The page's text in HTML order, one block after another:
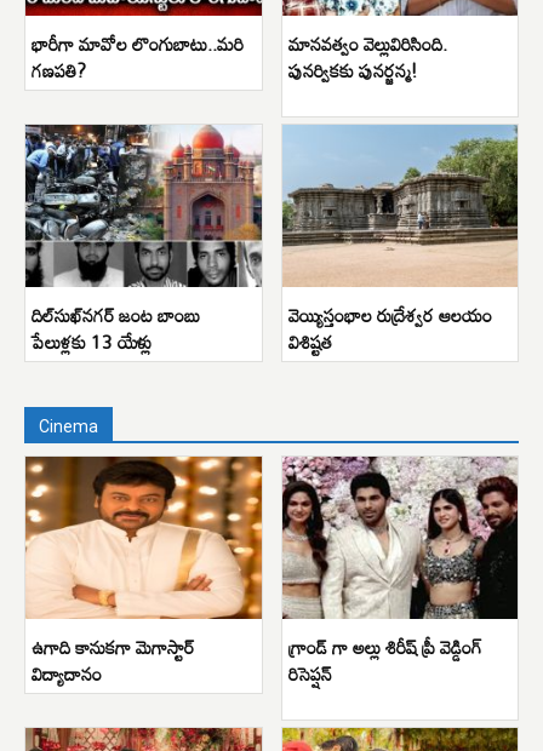
భారీగా మావోల లొంగుబాటు..మరి
గణపతి?
మానవత్వం వెల్లువిరిసింది.
పునర్వికకు పునర్జన్మ!
దిల్‌సుఖ్‌నగర్ జంట బాంబు
పేలుళ్లకు 13 యేళ్లు
వెయ్యిస్తంభాల రుద్రేశ్వర ఆలయం
విశిష్టత
Cinema
ఉగాది కానుకగా మెగాస్టార్
విద్యాదానం
గ్రాండ్ గా అల్లు శిరీష్ ప్రీ వెడ్డింగ్
రిసెప్షన్